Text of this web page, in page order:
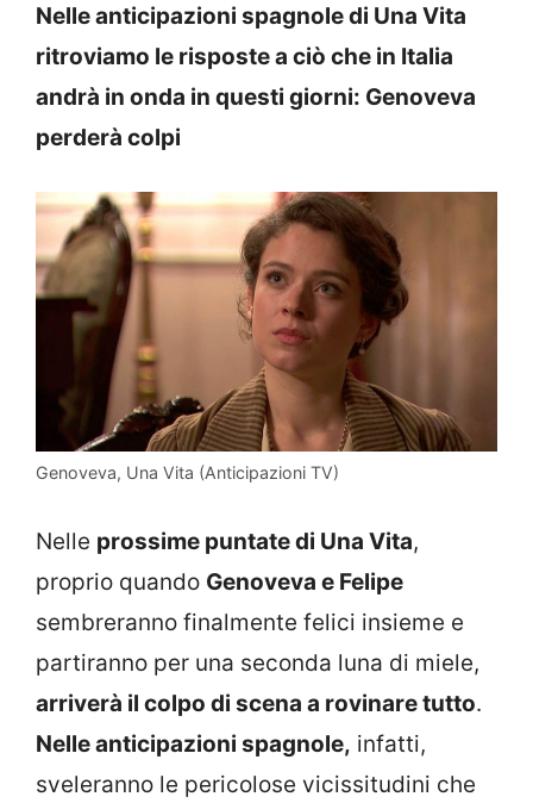
Nelle anticipazioni spagnole di Una Vita
ritroviamo le risposte a ciò che in Italia
andrà in onda in questi giorni: Genoveva
perderà colpi
Genoveva, Una Vita (Anticipazioni TV)
Nelle prossime puntate di Una Vita,
proprio quando Genoveva e Felipe
sembreranno finalmente felici insieme e
partiranno per una seconda luna di miele,
arriverà il colpo di scena a rovinare tutto.
Nelle anticipazioni spagnole, infatti,
sveleranno le pericolose vicissitudini che